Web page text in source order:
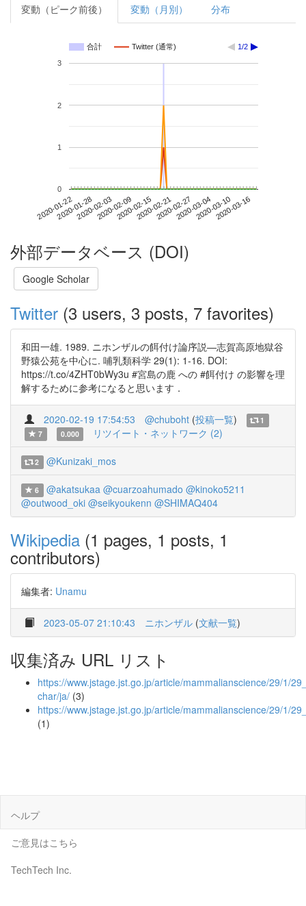
変動（ピーク前後） 変動（月別） 分布
合計 Twitter (通常) 1/2
2020-01-222020-01-282020-02-032020-02-092020-02-152020-02-212020-02-272020-03-042020-03-102020-03-16
0
1
2
3
外部データベース (DOI)
Google Scholar
Twitter (3 users, 3 posts, 7 favorites)
和田一雄. 1989. ニホンザルの餌付け論序説—志賀高原地獄谷
野猿公苑を中心に. 哺乳類科学 29(1): 1-16. DOI:
https://t.co/4ZHT0bWy3u #宮島の鹿 への #餌付け の影響を理
解するために参考になると思います．
2020-02-19 17:54:53 @chuboht (投稿一覧)
1
7
0.000 リツイート・ネットワーク (2)
2 @Kunizaki_mos
6 @akatsukaa @cuarzoahumado @kinoko5211
@outwood_oki @seikyoukenn @SHIMAQ404
Wikipedia (1 pages, 1 posts, 1
contributors)
編集者: Unamu
2023-05-07 21:10:43 ニホンザル (文献一覧)
収集済み URL リスト
https://www.jstage.jst.go.jp/article/mammalianscience/29/1/
char/ja/ (3)
https://www.jstage.jst.go.jp/article/mammalianscience/29/1/
(1)
ヘルプ
ご意見はこちら
TechTech Inc.